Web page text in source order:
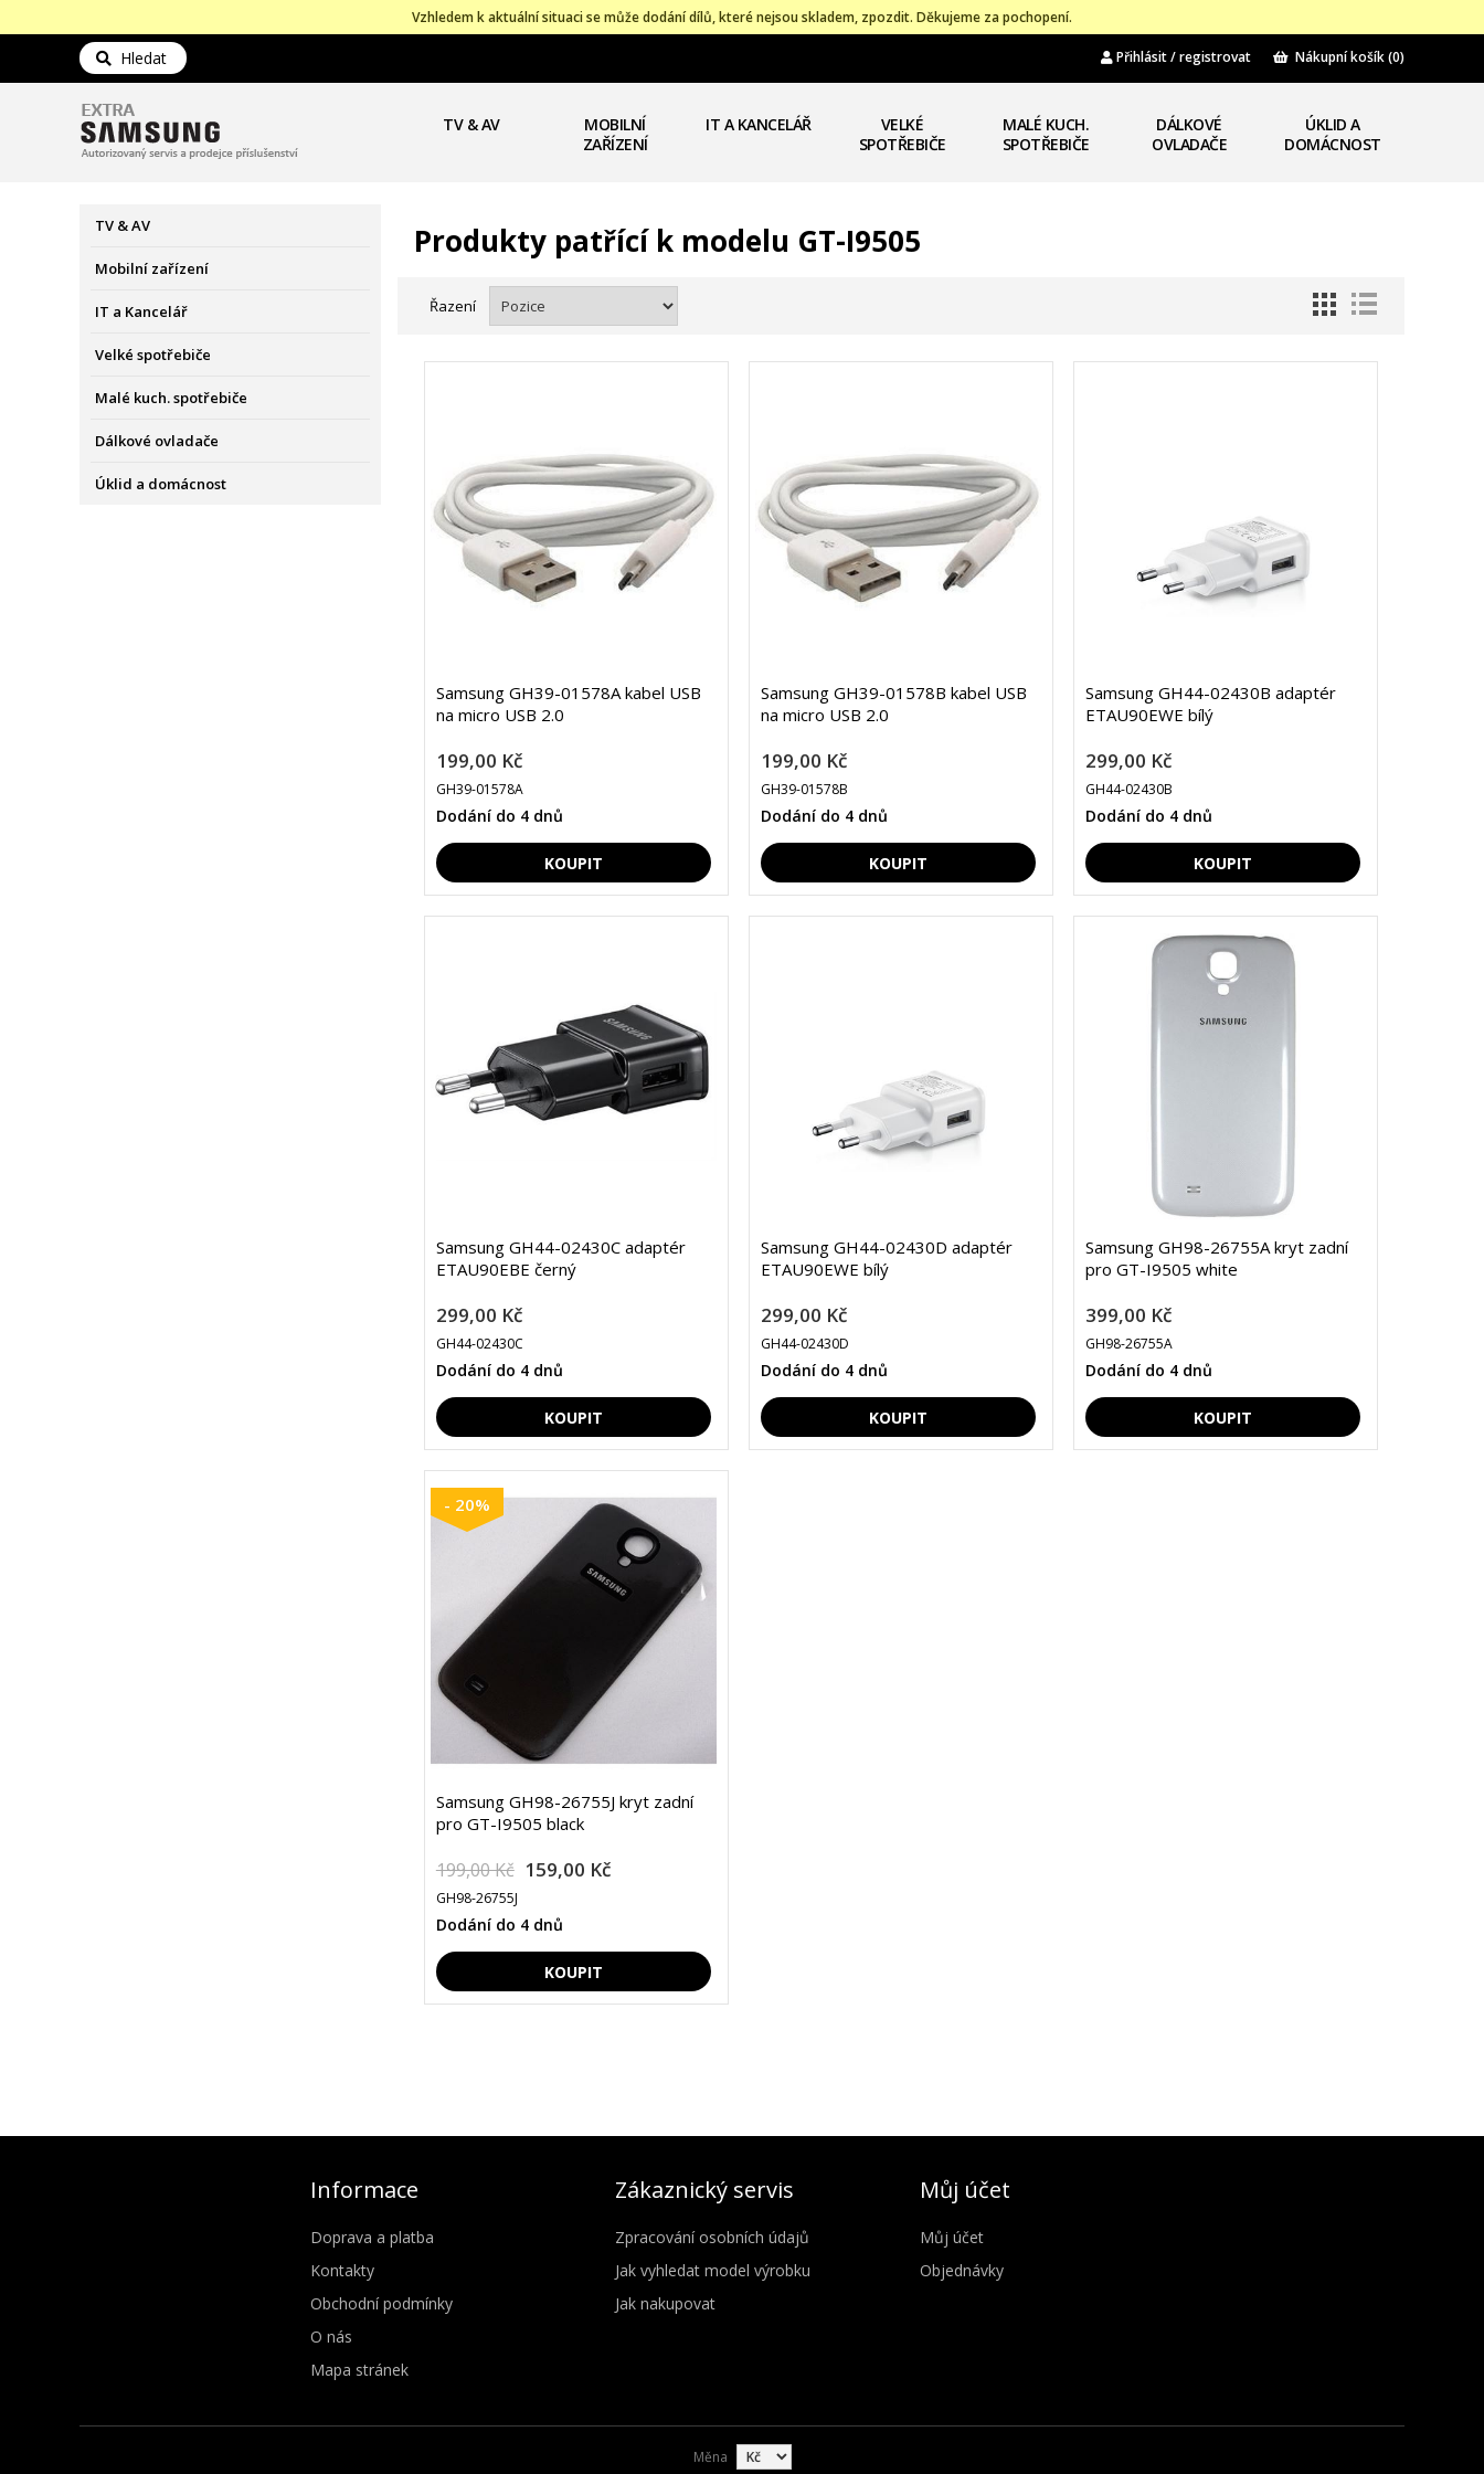
Vzhledem k aktuální situaci se může dodání dílů, které nejsou skladem, zpozdit. Děkujeme za pochopení.
Hledat Přihlásit / registrovat Nákupní košík(0)
TV & AV
MOBILNÍ
ZAŘÍZENÍ
IT A KANCELÁŘ
VELKÉ
SPOTŘEBIČE
MALÉ KUCH.
SPOTŘEBIČE
DÁLKOVÉ
OVLADAČE
ÚKLID A
DOMÁCNOST
TV & AV
Mobilní zařízení
IT a Kancelář
Velké spotřebiče
Malé kuch. spotřebiče
Dálkové ovladače
Úklid a domácnost
Produkty patřící k modelu GT-I9505
Řazení
Samsung GH39-01578A kabel USB
na micro USB 2.0
199,00 Kč
GH39-01578A
Dodání do 4 dnů
Samsung GH39-01578B kabel USB
na micro USB 2.0
199,00 Kč
GH39-01578B
Dodání do 4 dnů
Samsung GH44-02430B adaptér
ETAU90EWE bílý
299,00 Kč
GH44-02430B
Dodání do 4 dnů
Samsung GH44-02430C adaptér
ETAU90EBE černý
299,00 Kč
GH44-02430C
Dodání do 4 dnů
Samsung GH44-02430D adaptér
ETAU90EWE bílý
299,00 Kč
GH44-02430D
Dodání do 4 dnů
Samsung GH98-26755A kryt zadní
pro GT-I9505 white
399,00 Kč
GH98-26755A
Dodání do 4 dnů
- 20%
Samsung GH98-26755J kryt zadní
pro GT-I9505 black
199,00 Kč 159,00 Kč
GH98-26755J
Dodání do 4 dnů
Informace
Doprava a platba
Kontakty
Obchodní podmínky
O nás
Mapa stránek
Zákaznický servis
Zpracování osobních údajů
Jak vyhledat model výrobku
Jak nakupovat
Můj účet
Můj účet
Objednávky
Měna